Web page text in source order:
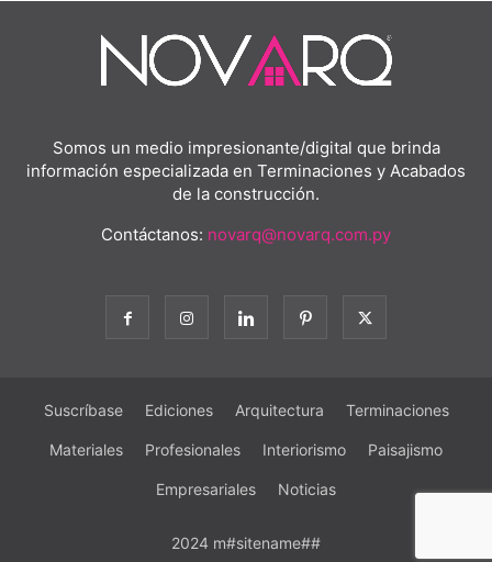
Somos un medio impresionante/digital que brinda
información especializada en Terminaciones y Acabados
de la construcción.
Contáctanos: novarq@novarq.com.py
Suscríbase Ediciones Arquitectura Terminaciones
Materiales Profesionales Interiorismo Paisajismo
Empresariales Noticias
2024 m#sitename##